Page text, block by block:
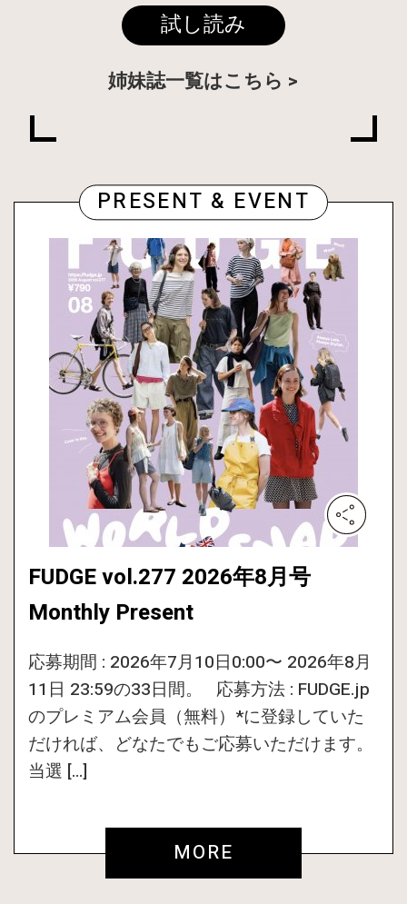
試し読み
姉妹誌一覧はこちら
PRESENT & EVENT
FUDGE vol.277 2026年8月号
Monthly Present
応募期間 : 2026年7月10日0:00〜 2026年8月
11日 23:59の33日間。 応募方法 : FUDGE.jp
のプレミアム会員（無料）*に登録していた
だければ、どなたでもご応募いただけます。
当選 […]
MORE